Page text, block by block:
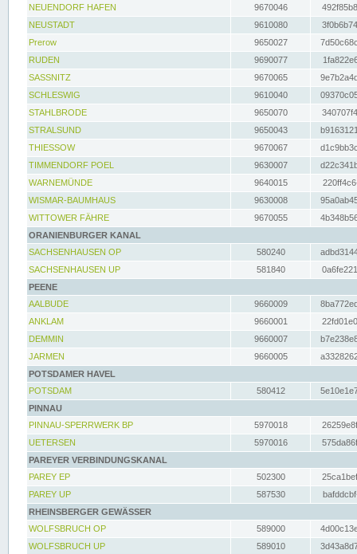
NEUENDORF HAFEN
9670046
NEUSTADT
9610080
Prerow
9650027
RUDEN
9690077
SASSNITZ
9670065
SCHLESWIG
9610040
STAHLBRODE
9650070
STRALSUND
9650043
THIESSOW
9670067
TIMMENDORF POEL
9630007
WARNEMÜNDE
9640015
WISMAR-BAUMHAUS
9630008
WITTOWER FÄHRE
9670055
ORANIENBURGER KANAL
SACHSENHAUSEN OP
580240
SACHSENHAUSEN UP
581840
PEENE
AALBUDE
9660009
ANKLAM
9660001
DEMMIN
9660007
JARMEN
9660005
POTSDAMER HAVEL
POTSDAM
580412
PINNAU
PINNAU-SPERRWERK BP
5970018
UETERSEN
5970016
PAREYER VERBINDUNGSKANAL
PAREY EP
502300
PAREY UP
587530
RHEINSBERGER GEWÄSSER
WOLFSBRUCH OP
589000
WOLFSBRUCH UP
589010